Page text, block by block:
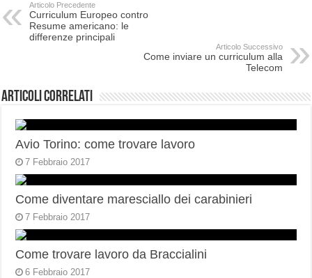
Articolo Precedente
Curriculum Europeo contro
Resume americano: le
differenze principali
Articolo Successivo
Come inviare un curriculum alla
Telecom
Articoli correlati
Avio Torino: come trovare lavoro
7 Febbraio 2017
Come diventare maresciallo dei carabinieri
7 Febbraio 2017
Come trovare lavoro da Braccialini
6 Febbraio 2017